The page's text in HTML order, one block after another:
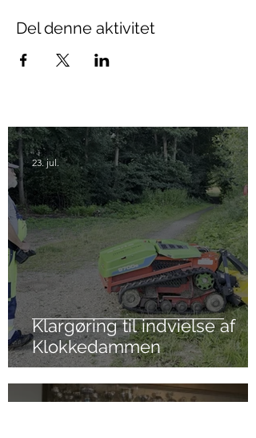
Del denne aktivitet
Klargøring til indvielse af
Klokkedammen
23. jul.